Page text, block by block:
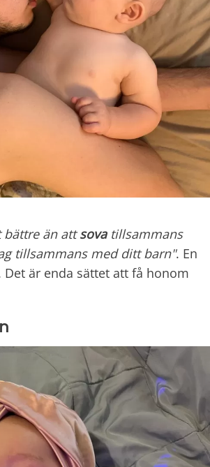
bättre än attsovatillsammans
tillsammans med ditt barn". En
Det är enda sättet att få honom